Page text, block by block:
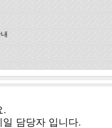
.
일 담당자 입니다.